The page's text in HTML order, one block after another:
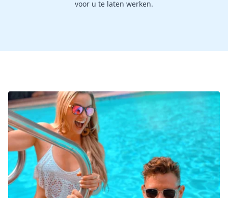
voor u te laten werken.